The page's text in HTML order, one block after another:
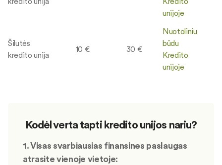
unijoje
Šilutės
kredito unija
10 € 30 €
Nuotoliniu
būdu
Kredito
unijoje
Kodėl verta tapti kredito unijos nariu?
1. Visas svarbiausias finansines paslaugas
atrasite vienoje vietoje: